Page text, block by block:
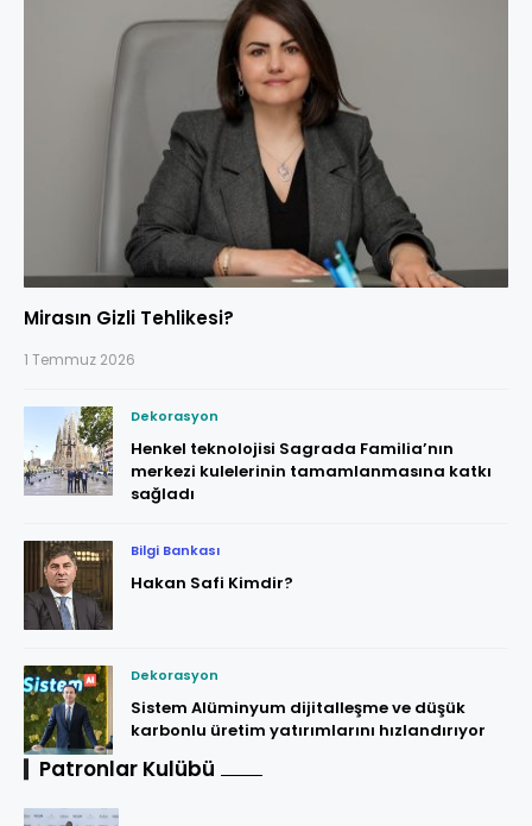
Mirasın Gizli Tehlikesi?
1 Temmuz 2026
Dekorasyon
Henkel teknolojisi Sagrada Familia’nın
merkezi kulelerinin tamamlanmasına katkı
sağladı
Bilgi Bankası
Hakan Safi Kimdir?
Dekorasyon
Sistem Alüminyum dijitalleşme ve düşük
karbonlu üretim yatırımlarını hızlandırıyor
Patronlar Kulübü